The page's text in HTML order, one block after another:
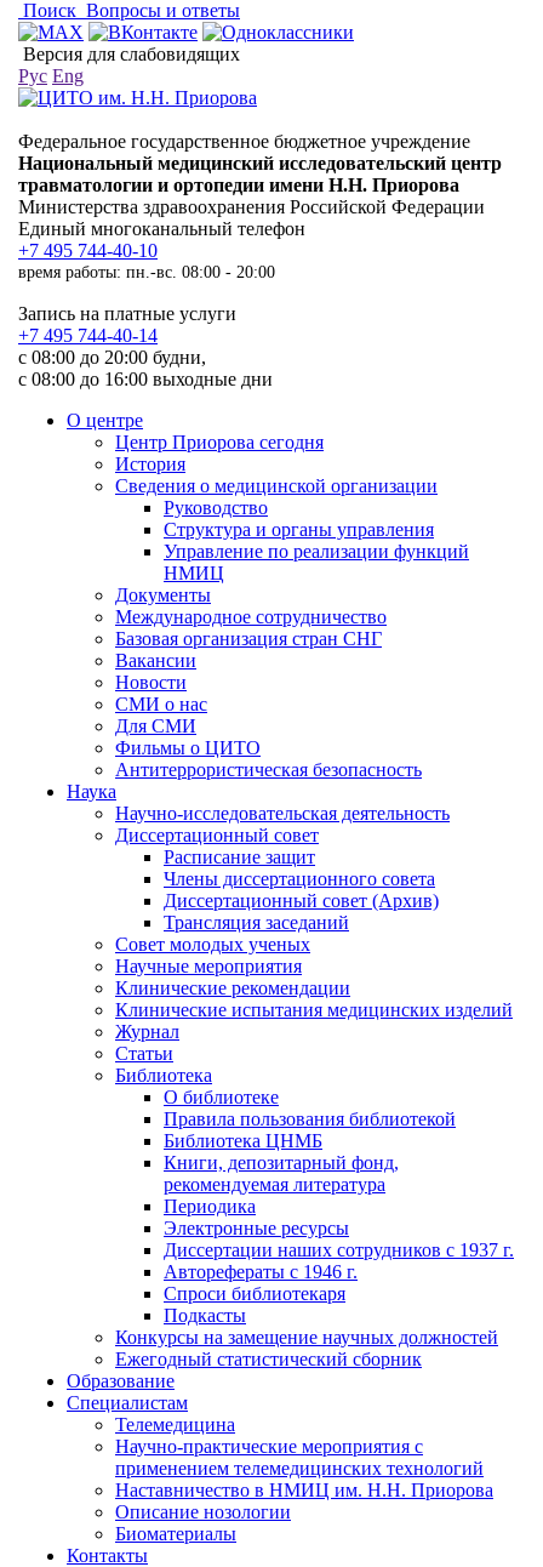
Поиск Вопросы и ответы
Версия для слабовидящих
Рус Eng
Федеральное государственное бюджетное учреждение
Национальный медицинский исследовательский центр
травматологии и ортопедии имени Н.Н. Приорова
Министерства здравоохранения Российской Федерации
Единый многоканальный телефон
+7 495 744-40-10
время работы: пн.-вс. 08:00 - 20:00
Запись на платные услуги
+7 495 744-40-14
с 08:00 до 20:00 будни,
с 08:00 до 16:00 выходные дни
О центре
Центр Приорова сегодня
История
Сведения о медицинской организации
Руководство
Структура и органы управления
Управление по реализации функций
НМИЦ
Документы
Международное сотрудничество
Базовая организация стран СНГ
Вакансии
Новости
СМИ о нас
Для СМИ
Фильмы о ЦИТО
Антитеррористическая безопасность
Наука
Научно-исследовательская деятельность
Диссертационный совет
Расписание защит
Члены диссертационного совета
Диссертационный совет (Архив)
Трансляция заседаний
Совет молодых ученых
Научные мероприятия
Клинические рекомендации
Клинические испытания медицинских изделий
Журнал
Статьи
Библиотека
О библиотеке
Правила пользования библиотекой
Библиотека ЦНМБ
Книги, депозитарный фонд,
рекомендуемая литература
Периодика
Электронные ресурсы
Диссертации наших сотрудников с 1937 г.
Авторефераты с 1946 г.
Спроси библиотекаря
Подкасты
Конкурсы на замещение научных должностей
Ежегодный статистический сборник
Образование
Специалистам
Телемедицина
Научно-практические мероприятия с
применением телемедицинских технологий
Наставничество в НМИЦ им. Н.Н. Приорова
Описание нозологии
Биоматериалы
Контакты